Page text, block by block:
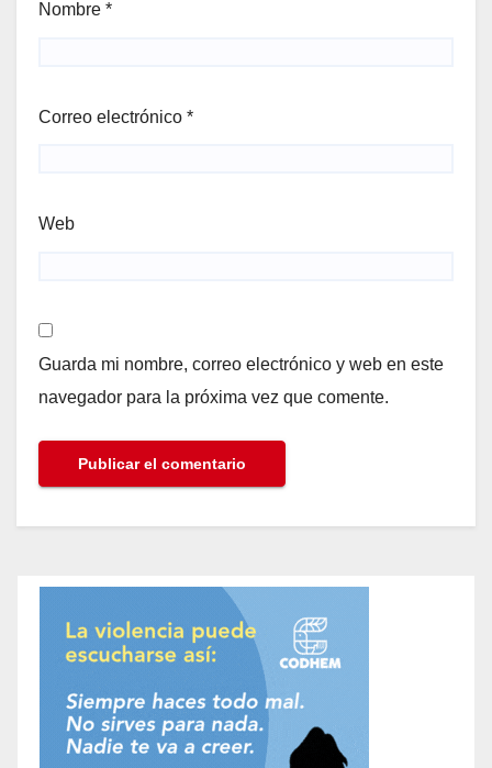
Nombre *
Correo electrónico *
Web
Guarda mi nombre, correo electrónico y web en este
navegador para la próxima vez que comente.